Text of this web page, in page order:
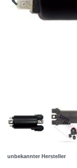
unbekannter Hersteller